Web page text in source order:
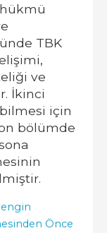
TBK
ve
İkinci
için
bölümde
Önce